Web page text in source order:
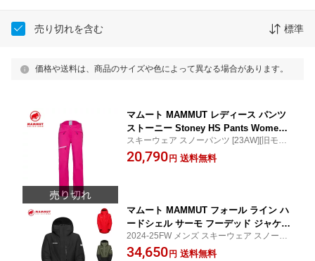
売り切れを含む 標準
価格や送料は、商品のサイズや色によって異なる場合があります。
マムート MAMMUT レディース パンツ
ストーニー Stoney HS Pants Women
ショート丈 (pink) 1020-13080 スキーウ
ェア[ポイント5倍]
スキーウェア スノーパンツ [23AW][旧モデ
ルスキーウェア]
20,790 円 送料無料
マムート MAMMUT フォール ライン ハ
ードシェル サーモ フーデッド ジャケッ
ト Fall Line HS Thermo Hooded Jacke
t AF Men 1010-30890
2024-25FW メンズ スキーウェア スノーボ
ード 中綿 アジアンフィット
34,650 円 送料無料